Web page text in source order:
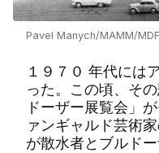
Pavel Manych/MAMM/
１９７０ 年代には
った。この頃、そ
ドーザー展覧会」
ァンギャルド芸術
が散水者とブルド